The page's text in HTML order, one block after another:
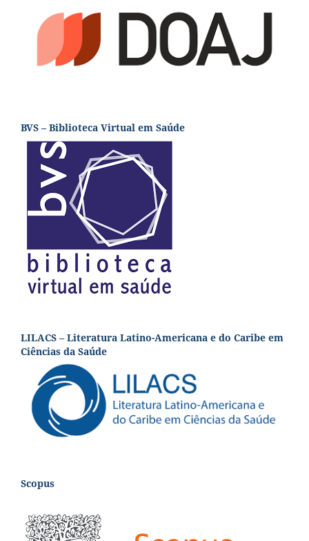
BVS – Biblioteca Virtual em Saúde
LILACS – Literatura Latino-Americana e do Caribe em
Ciências da Saúde
Scopus